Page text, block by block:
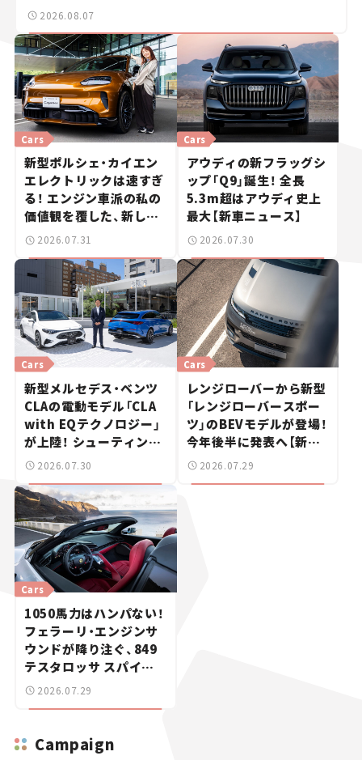
2026.08.07
Cars
新型ポルシェ・カイエン
エレクトリックは速すぎ
る！ エンジン車派の私の
価値観を覆した、新しい
ポルシェの走り。
2026.07.31
Cars
アウディの新フラッグシ
ップ「Q9」誕生！ 全長
5.3m超はアウディ史上
最大【新車ニュース】
2026.07.30
Cars
新型メルセデス・ベンツ
CLAの電動モデル「CLA
with EQテクノロジー」
が上陸！ シューティング
ブレークも発売【新車ニ
2026.07.30
Cars
レンジローバーから新型
「レンジローバースポー
ツ」のBEVモデルが登場！
今年後半に発表へ【新車
ニュース】
2026.07.29
Cars
1050馬力はハンパない！
フェラーリ・エンジンサ
ウンドが降り注ぐ、849
テスタロッサ スパイダ
ーに試乗。
2026.07.29
Campaign